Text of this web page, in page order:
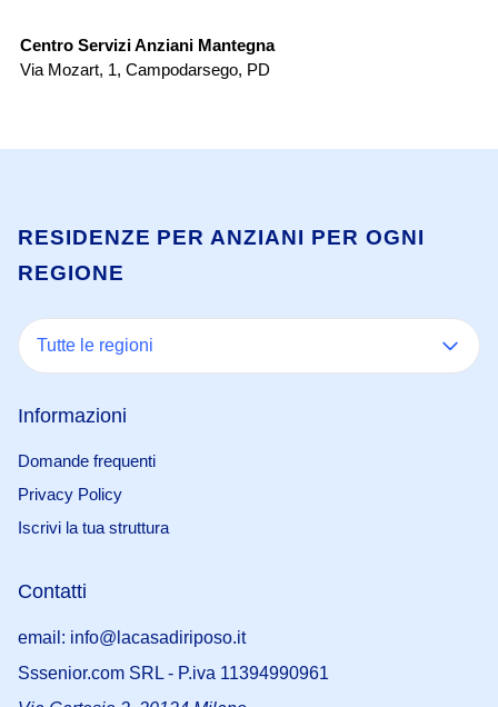
Centro Servizi Anziani Mantegna
Via Mozart, 1, Campodarsego, PD
RESIDENZE PER ANZIANI PER OGNI
REGIONE
Tutte le regioni
Informazioni
Domande frequenti
Privacy Policy
Iscrivi la tua struttura
Contatti
email: info@lacasadiriposo.it
Sssenior.com SRL - P.iva 11394990961